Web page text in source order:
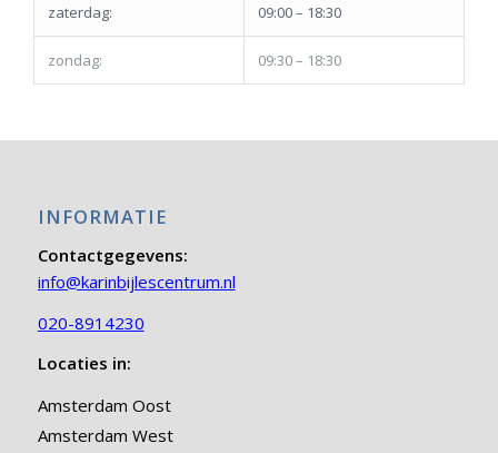
zaterdag: 09:00 – 18:30
zondag: 09:30 – 18:30
INFORMATIE
Contactgegevens:
info@karinbijlescentrum.nl
020-8914230
Locaties in:
Amsterdam Oost
Amsterdam West